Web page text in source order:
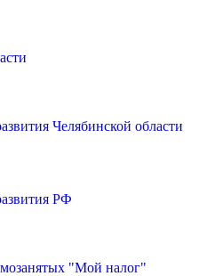
Челябинской области
РФ
"Мой налог"